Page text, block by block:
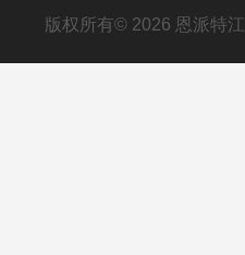
版权所有© 2026 恩派特